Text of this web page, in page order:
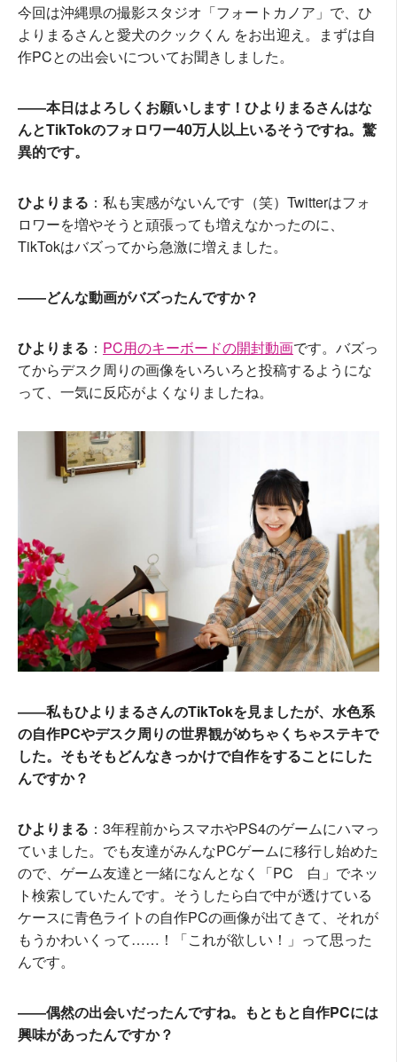
今回は沖縄県の撮影スタジオ「フォートカノア」で、ひ
よりまるさんと愛犬のクックくん をお出迎え。まずは自
作PCとの出会いについてお聞きしました。
――本日はよろしくお願いします！ひよりまるさんはな
んとTikTokのフォロワー40万人以上いるそうですね。驚
異的です。
ひよりまる ：私も実感がないんです（笑）Twitterはフォ
ロワーを増やそうと頑張っても増えなかったのに、
TikTokはバズってから急激に増えました。
――どんな動画がバズったんですか？
ひよりまる ： PC用のキーボードの開封動画です。バズっ
てからデスク周りの画像をいろいろと投稿するようにな
って、一気に反応がよくなりましたね。
――私もひよりまるさんのTikTokを見ましたが、水色系
の自作PCやデスク周りの世界観がめちゃくちゃステキで
した。そもそもどんなきっかけで自作をすることにした
んですか？
ひよりまる ：3年程前からスマホやPS4のゲームにハマっ
ていました。でも友達がみんなPCゲームに移行し始めた
ので、ゲーム友達と一緒になんとなく「PC 白」でネッ
ト検索していたんです。そうしたら白で中が透けている
ケースに青色ライトの自作PCの画像が出てきて、それが
もうかわいくって……！「これが欲しい！」って思った
んです。
――偶然の出会いだったんですね。もともと自作PCには
興味があったんですか？